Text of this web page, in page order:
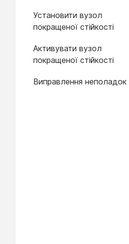
Установити вузол
покращеної стійкості
Активувати вузол
покращеної стійкості
Виправлення неполадок